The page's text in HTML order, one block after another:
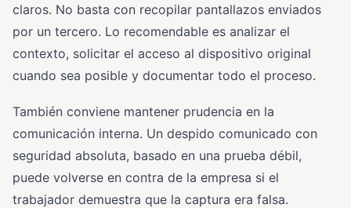
claros. No basta con recopilar pantallazos enviados
por un tercero. Lo recomendable es analizar el
contexto, solicitar el acceso al dispositivo original
cuando sea posible y documentar todo el proceso.
También conviene mantener prudencia en la
comunicación interna. Un despido comunicado con
seguridad absoluta, basado en una prueba débil,
puede volverse en contra de la empresa si el
trabajador demuestra que la captura era falsa.